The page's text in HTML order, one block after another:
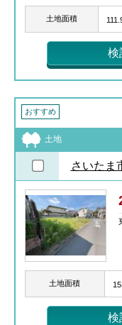
土地面積
検
おすすめ
土地
さいたま
土地面積
検